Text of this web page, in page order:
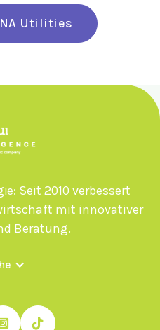
Utilities
Seit 2010 verbessert
mit innovativer
Beratung.
